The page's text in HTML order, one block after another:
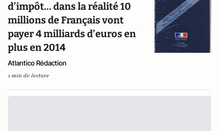
d’impôt… dans la réalité 10
millions de Français vont
payer 4 milliards d’euros en
plus en 2014
Atlantico Rédaction
1 min de lecture